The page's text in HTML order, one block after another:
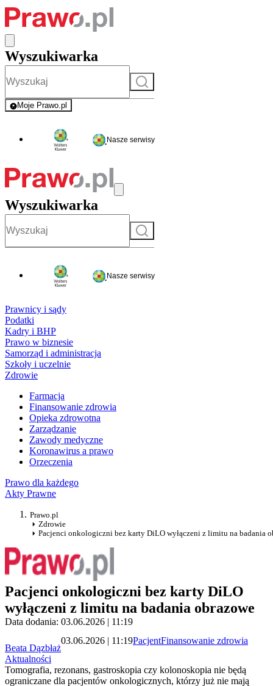
Wyszukiwarka
Szukaj
Moje Prawo.pl
- rejestracja i logowanie do serwisu
Nasze serwisy
Wyszukiwarka
Szukaj
Nasze serwisy
Prawnicy i sądy
Podatki
Kadry i BHP
Prawo w biznesie
Samorząd i administracja
Szkoły i uczelnie
Zdrowie
Farmacja
Finansowanie zdrowia
Opieka zdrowotna
Zarządzanie
Zawody medyczne
Koronawirus a prawo
Orzeczenia
Prawo dla każdego
Akty Prawne
Prawo.pl
Zdrowie
Pacjenci onkologiczni bez karty DiLO wyłączeni z limitu na badania
Pacjenci onkologiczni bez karty DiLO
wyłączeni z limitu na badania obrazowe
Data dodania: 03.06.2026 | 11:19
Beata Dązbłaż
03.06.2026 | 11:19PacjentFinansowanie zdrowia
Aktualności
Tomografia, rezonans, gastroskopia czy kolonoskopia nie będą
ograniczane dla pacjentów onkologicznych, którzy już nie mają